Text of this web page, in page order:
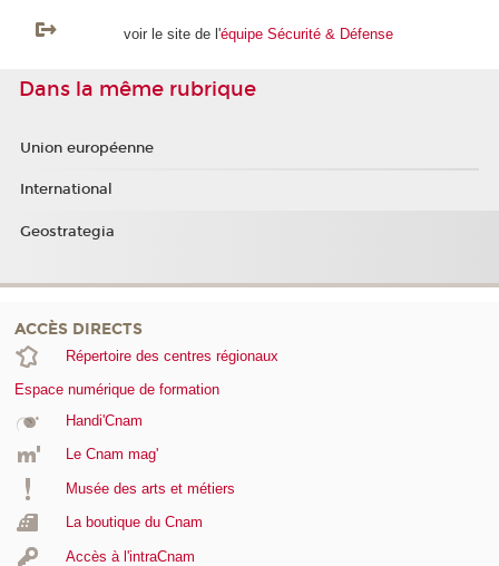
voir le site de l'équipe Sécurité & Défense
Dans la même rubrique
Union européenne
International
Geostrategia
ACCÈS DIRECTS
Répertoire des centres régionaux
Espace numérique de formation
Handi'Cnam
Le Cnam mag'
Musée des arts et métiers
La boutique du Cnam
Accès à l'intraCnam